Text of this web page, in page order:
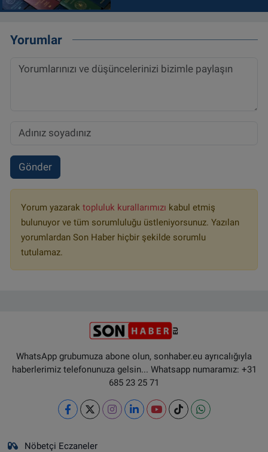
Yorumlar
Gönder
Yorum yazarak topluluk kurallarımızı kabul etmiş
bulunuyor ve tüm sorumluluğu üstleniyorsunuz. Yazılan
yorumlardan Son Haber hiçbir şekilde sorumlu
tutulamaz.
WhatsApp grubumuza abone olun, sonhaber.eu ayrıcalığıyla
haberlerimiz telefonunuza gelsin... Whatsapp numaramız: +31
685 23 25 71
Nöbetçi Eczaneler